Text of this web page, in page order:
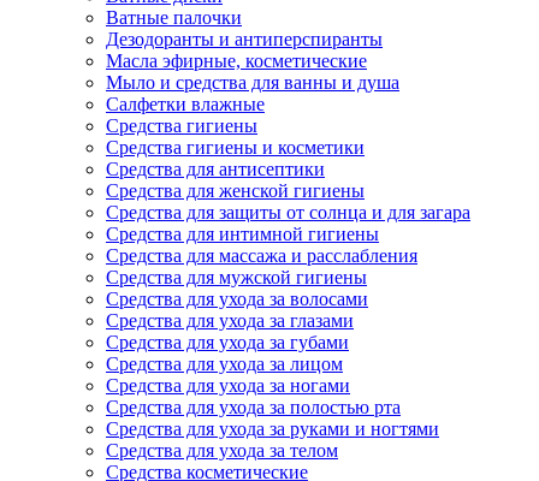
Ватные палочки
Дезодоранты и антиперспиранты
Масла эфирные, косметические
Мыло и средства для ванны и душа
Салфетки влажные
Средства гигиены
Средства гигиены и косметики
Средства для антисептики
Средства для женской гигиены
Средства для защиты от солнца и для загара
Средства для интимной гигиены
Средства для массажа и расслабления
Средства для мужской гигиены
Средства для ухода за волосами
Средства для ухода за глазами
Средства для ухода за губами
Средства для ухода за лицом
Средства для ухода за ногами
Средства для ухода за полостью рта
Средства для ухода за руками и ногтями
Средства для ухода за телом
Средства косметические